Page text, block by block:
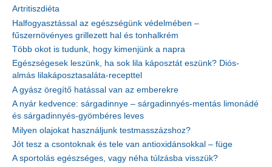
Artritiszdiéta
Halfogyasztással az egészségünk védelmében –
fűszernövényes grillezett hal és tonhalkrém
Több okot is tudunk, hogy kimenjünk a napra
Egészségesek leszünk, ha sok lila káposztát eszünk? Diós-
almás lilakáposztasaláta-recepttel
A gyász öregítő hatással van az emberekre
A nyár kedvence: sárgadinnye – sárgadinnyés-mentás limonádé
és sárgadinnyés-gyömbéres leves
Milyen olajokat használjunk testmasszázshoz?
Jót tesz a csontoknak és tele van antioxidánsokkal – füge
A sportolás egészséges, vagy néha túlzásba visszük?